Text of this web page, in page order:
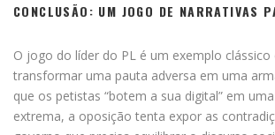
CONCLUSÃO: UM JOGO DE NARRATIVAS
O jogo do líder do PL é um exemplo clássico
transformar uma pauta adversa em uma
que os petistas “botem a sua digital” em
extrema, a oposição tenta expor as